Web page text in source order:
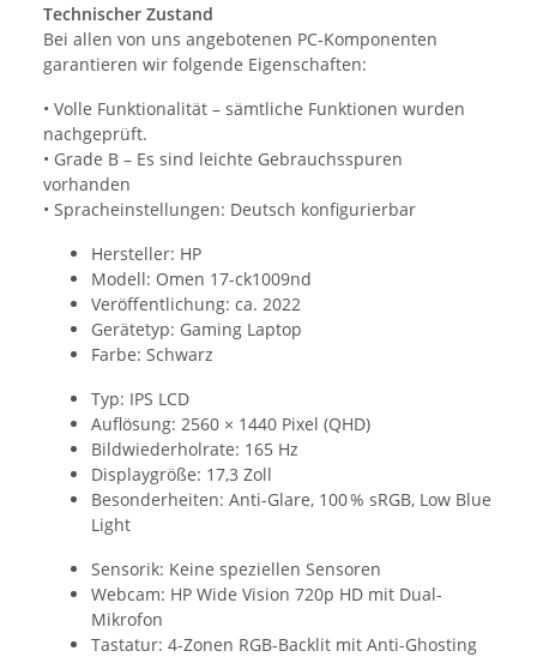
Technischer Zustand
Bei allen von uns angebotenen PC-Komponenten
garantieren wir folgende Eigenschaften:
• Volle Funktionalität – sämtliche Funktionen wurden
nachgeprüft.
• Grade B – Es sind leichte Gebrauchsspuren
vorhanden
• Spracheinstellungen: Deutsch konfigurierbar
Hersteller: HP
Modell: Omen 17-ck1009nd
Veröffentlichung: ca. 2022
Gerätetyp: Gaming Laptop
Farbe: Schwarz
Typ: IPS LCD
Auflösung: 2560 × 1440 Pixel (QHD)
Bildwiederholrate: 165 Hz
Displaygröße: 17,3 Zoll
Besonderheiten: Anti-Glare, 100 % sRGB, Low Blue
Light
Sensorik: Keine speziellen Sensoren
Webcam: HP Wide Vision 720p HD mit Dual-
Mikrofon
Tastatur: 4-Zonen RGB-Backlit mit Anti-Ghosting